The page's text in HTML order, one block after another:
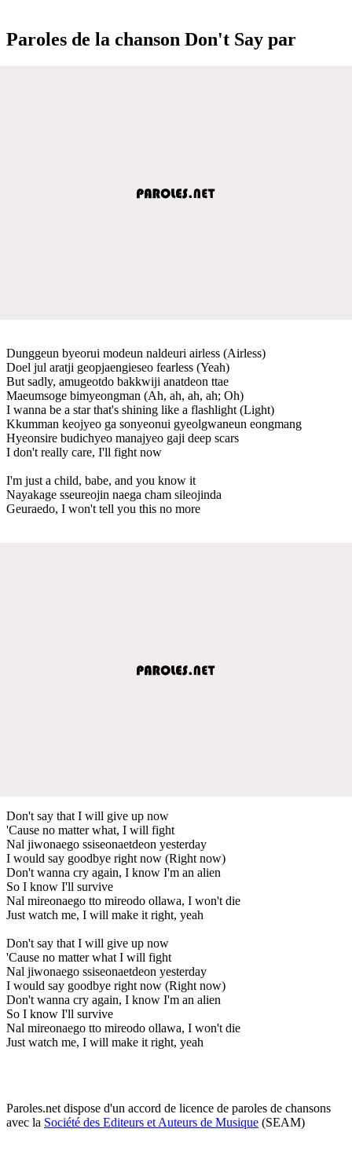
Paroles de la chanson Don't Say par
Dunggeun byeorui modeun naldeuri airless (Airless)
Doel jul aratji geopjaengieseo fearless (Yeah)
But sadly, amugeotdo bakkwiji anatdeon ttae
Maeumsoge bimyeongman (Ah, ah, ah, ah; Oh)
I wanna be a star that's shining like a flashlight (Light)
Kkumman keojyeo ga sonyeonui gyeolgwaneun eongmang
Hyeonsire budichyeo manajyeo gaji deep scars
I don't really care, I'll fight now
I'm just a child, babe, and you know it
Nayakage sseureojin naega cham sileojinda
Geuraedo, I won't tell you this no more
Don't say that I will give up now
'Cause no matter what, I will fight
Nal jiwonaego ssiseonaetdeon yesterday
I would say goodbye right now (Right now)
Don't wanna cry again, I know I'm an alien
So I know I'll survive
Nal mireonaego tto mireodo ollawa, I won't die
Just watch me, I will make it right, yeah
Don't say that I will give up now
'Cause no matter what I will fight
Nal jiwonaego ssiseonaetdeon yesterday
I would say goodbye right now (Right now)
Don't wanna cry again, I know I'm an alien
So I know I'll survive
Nal mireonaego tto mireodo ollawa, I won't die
Just watch me, I will make it right, yeah
Paroles.net dispose d'un accord de licence de paroles de chansons
avec la Société des Editeurs et Auteurs de Musique (SEAM)